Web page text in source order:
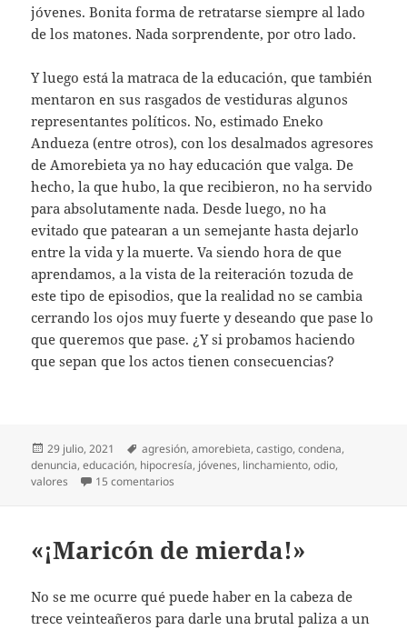
jóvenes. Bonita forma de retratarse siempre al lado
de los matones. Nada sorprendente, por otro lado.
Y luego está la matraca de la educación, que también
mentaron en sus rasgados de vestiduras algunos
representantes políticos. No, estimado Eneko
Andueza (entre otros), con los desalmados agresores
de Amorebieta ya no hay educación que valga. De
hecho, la que hubo, la que recibieron, no ha servido
para absolutamente nada. Desde luego, no ha
evitado que patearan a un semejante hasta dejarlo
entre la vida y la muerte. Va siendo hora de que
aprendamos, a la vista de la reiteración tozuda de
este tipo de episodios, que la realidad no se cambia
cerrando los ojos muy fuerte y deseando que pase lo
que queremos que pase. ¿Y si probamos haciendo
que sepan que los actos tienen consecuencias?
Publicado
el
29 julio, 2021 Etiquetas
agresión,amorebieta,castigo,condena,
denuncia,educación, hipocresía, jóvenes, linchamiento,odio,
valores
15 comentarios
«¡Maricón de mierda!»
No se me ocurre qué puede haber en la cabeza de
trece veinteañeros para darle una brutal paliza a un